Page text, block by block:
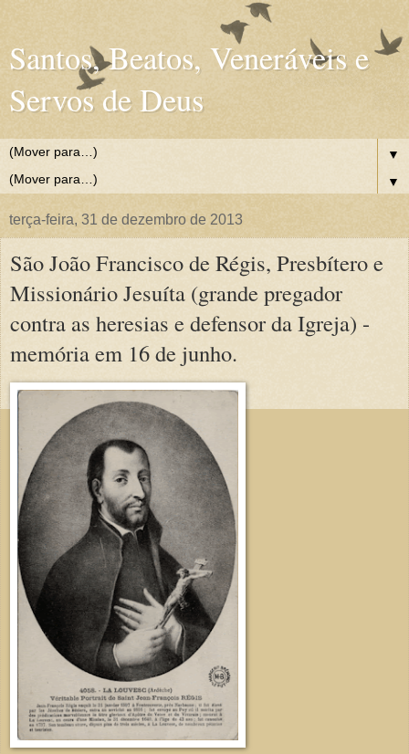
Santos, Beatos, Veneráveis e
Servos de Deus
▼
▼
terça-feira, 31 de dezembro de 2013
São João Francisco de Régis, Presbítero e
Missionário Jesuíta (grande pregador
contra as heresias e defensor da Igreja) -
memória em 16 de junho.